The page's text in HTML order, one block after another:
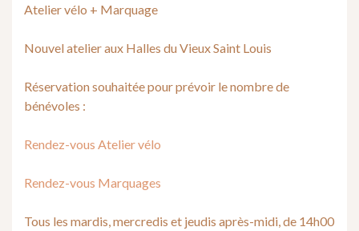
Atelier vélo + Marquage
Nouvel atelier aux Halles du Vieux Saint Louis
Réservation souhaitée pour prévoir le nombre de
bénévoles :
Rendez-vous Atelier vélo
Rendez-vous Marquages
Tous les mardis, mercredis et jeudis après-midi, de 14h00